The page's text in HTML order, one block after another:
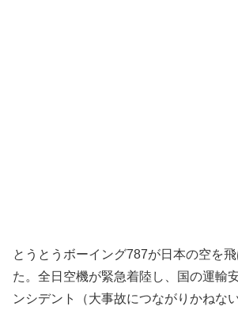
とうとうボーイング787が日本の空を
た。全日空機が緊急着陸し、国の運輸
ンシデント（大事故につながりかねな